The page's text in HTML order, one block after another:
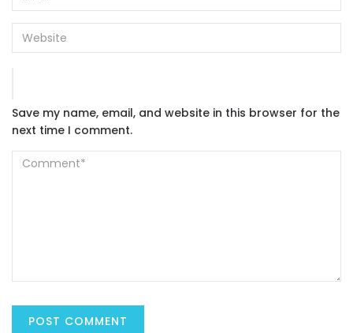
Save my name, email, and website in this browser for the
next time I comment.